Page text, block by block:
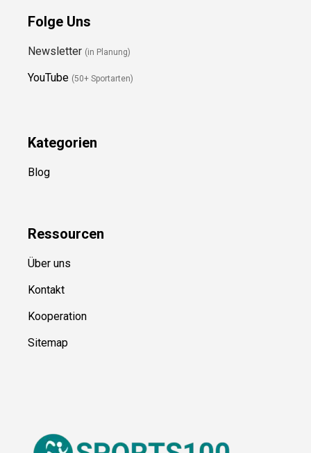
Newsletter
Ressource
Über uns
Kontakt
Kooperation